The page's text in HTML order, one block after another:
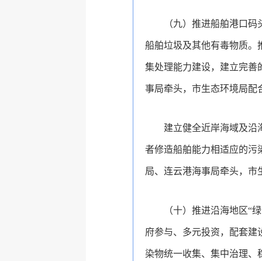
（九）推进船舶港口
船舶垃圾及其他有毒物质。
集处理能力建设，建立完善
事局牵头，市生态环境局配
建立健全近岸海域及沿
者修造船舶能力相适应的污
局、连云港海事局牵头，市
（十）推进沿海地区“
府参与、多元投资，配套建
染物统一收集、集中治理、